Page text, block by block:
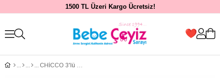
1500 TL Üzeri Kargo Ücretsiz!
CHİCCO 3'lü Kış Paketi